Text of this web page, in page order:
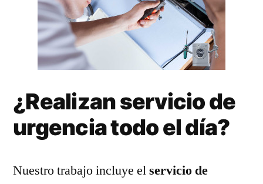
¿Realizan servicio de
urgencia todo el día?
Nuestro trabajo incluye elservicio de